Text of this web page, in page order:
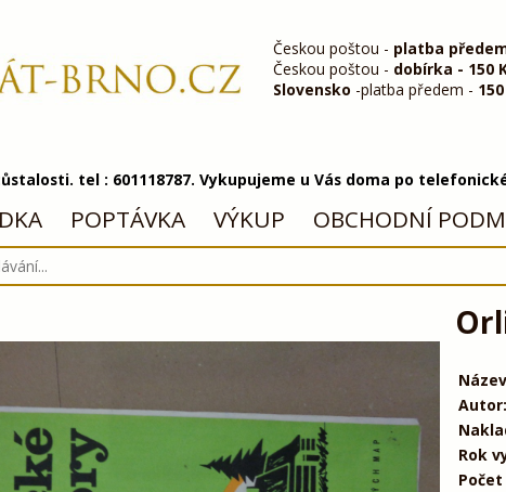
Českou poštou - platba
Českou poštou - dobírka - 150
Slovensko -platba předem -
tel : 601118787. Vykupujeme u Vás doma po
POPTÁVKA VÝKUP OBCHODNÍ
Autor:
Rok